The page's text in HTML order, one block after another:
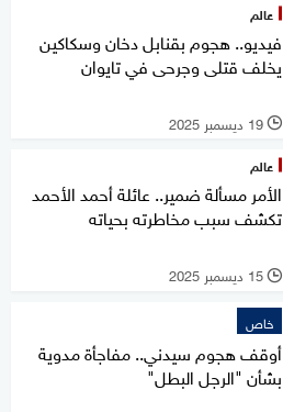
عالم
فيديو.. هجوم بقنابل دخان وسكاكين
يخلف قتلى وجرحى في تايوان
l 19 ديسمبر 2025
عالم
الأمر مسألة ضمير.. عائلة أحمد الأحمد
تكشف سبب مخاطرته بحياته
l 15 ديسمبر 2025
خاص
أوقف هجوم سيدني.. مفاجأة مدوية
بشأن "الرجل البطل"